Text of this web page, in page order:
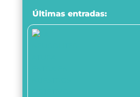
Últimas entradas: